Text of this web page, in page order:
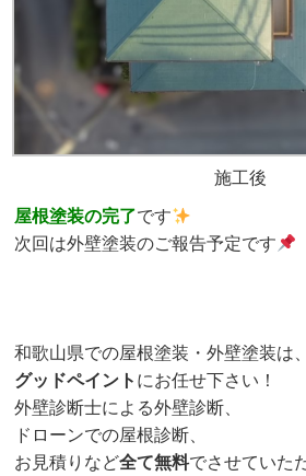
施工後
屋根塗装の完了です
次回は外壁塗装のご報告予定です
和歌山県での屋根塗装・外壁塗装は、
グッドペイントにお任せ下さい！
外壁診断士による外壁診断、
ドローンでの屋根診断、
お見積りなど全て無料でさせていた